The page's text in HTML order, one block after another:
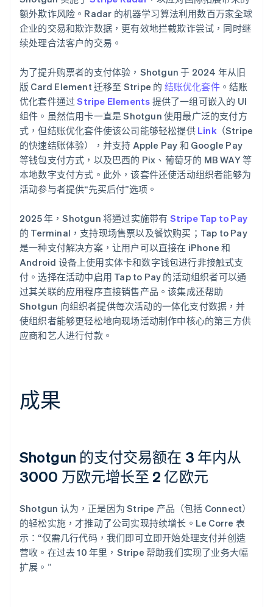
额外欺诈风险。Radar 的机器学习算法利用数百万家全球
企业的交易和欺诈数据，更有效地拦截欺诈尝试，同时继
续处理合法客户的交易。
为了提升购票者的支付体验，Shotgun 于 2024 年从旧
版 Card Element 迁移至 Stripe 的 结账优化套件。结账
优化套件通过Stripe Elements 提供了一组可嵌入的 UI
组件。虽然信用卡一直是 Shotgun 使用最广泛的支付方
式，但结账优化套件使该公司能够轻松提供 Link（Stripe
的快速结账体验），并支持 Apple Pay 和 Google Pay
等钱包支付方式，以及巴西的 Pix、葡萄牙的 MB WAY 等
本地数字支付方式。此外，该套件还使活动组织者能够为
活动参与者提供“先买后付”选项。
2025 年，Shotgun 将通过实施带有 Stripe Tap to Pay
的 Terminal，支持现场售票以及餐饮购买；Tap to Pay
是一种支付解决方案，让用户可以直接在 iPhone 和
Android 设备上使用实体卡和数字钱包进行非接触式支
付。选择在活动中启用 Tap to Pay 的活动组织者可以通
过其关联的应用程序直接销售产品。该集成还帮助
Shotgun 向组织者提供每次活动的一体化支付数据，并
使组织者能够更轻松地向现场活动制作中核心的第三方供
应商和艺人进行付款。
成果
Shotgun 的支付交易额在 3 年内从
3000 万欧元增长至 2 亿欧元
Shotgun 认为，正是因为 Stripe 产品（包括 Connect）
的轻松实施，才推动了公司实现持续增长。Le Corre 表
示：“仅需几行代码，我们即可立即开始处理支付并创造
营收。在过去 10 年里，Stripe 帮助我们实现了业务大幅
扩展。”